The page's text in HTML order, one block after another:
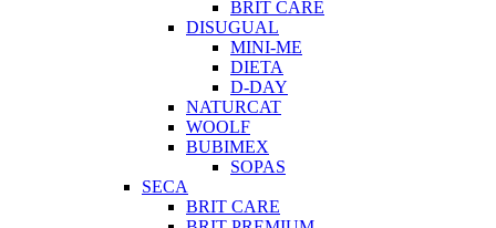
BRIT CARE
DISUGUAL
MINI-ME
DIETA
D-DAY
NATURCAT
WOOLF
BUBIMEX
SOPAS
SECA
BRIT CARE